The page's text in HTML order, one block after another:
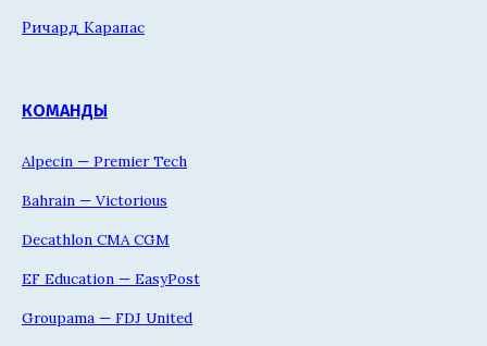
Ричард Карапас
КОМАНДЫ
Alpecin — Premier Tech
Bahrain — Victorious
Decathlon CMA CGM
EF Education — EasyPost
Groupama — FDJ United